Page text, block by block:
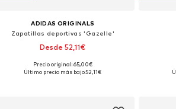
ADIDAS ORIGINALS
Zapatillas deportivas 'Gazelle'
Desde 52,11€
+13
Disponible en muchas tallas
Precio original: 65,00€
Último precio más bajo:52,11€